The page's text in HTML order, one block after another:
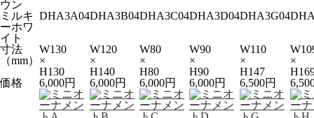
ウン
ミルキ
ーホワ
イト
DHA3A04DHA3B04DHA3C04DHA3D04DHA3G04
寸法
（mm）
W130
×
H130
W120
×
H140
W80
×
H80
W90
×
H90
W110
×
H147
×
価格
6,000円 6,000円 6,000円 6,000円 6,500円